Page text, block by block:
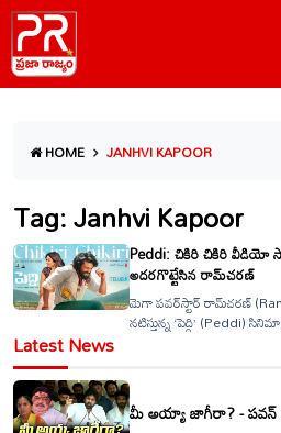
HOME JANHVI KAPOOR
Tag: Janhvi Kapoor
Peddi: చికిరి చికిరి వీడియో
అదరగొట్టేసిన రామ్‌చరణ్
మెగా పవర్‌స్టార్ రామ్‌చరణ్
నటిస్తున్న ‘పెద్ది’ (Peddi)
విడుదలైంది. ఈ పాటలో రామ్‌చరణ్
చేస్తున్నాయి. జాన్వీ కపూర్
Latest News
మీ అయ్యా జాగీరా? - పవన్